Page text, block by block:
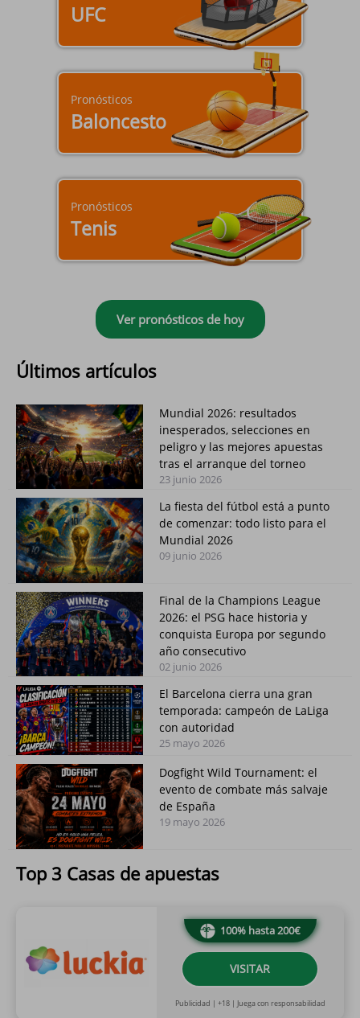
UFC
Pronósticos
Baloncesto
Pronósticos
Tenis
Ver pronósticos de hoy
Últimos artículos
Mundial 2026: resultados
inesperados, selecciones en
peligro y las mejores apuestas
tras el arranque del torneo
23 junio 2026
La fiesta del fútbol está a punto
de comenzar: todo listo para el
Mundial 2026
09 junio 2026
Final de la Champions League
2026: el PSG hace historia y
conquista Europa por segundo
año consecutivo
02 junio 2026
El Barcelona cierra una gran
temporada: campeón de LaLiga
con autoridad
25 mayo 2026
Dogfight Wild Tournament: el
evento de combate más salvaje
de España
19 mayo 2026
Top 3 Casas de apuestas
100% hasta 200€
VISITAR
Publicidad | +18 | Juega con responsabilidad